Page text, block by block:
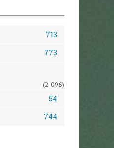
713
773
(2 096)
54
744